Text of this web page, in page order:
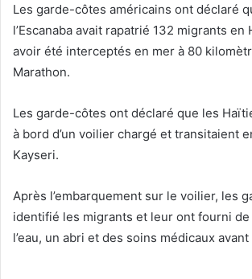
Les garde-côtes américains ont déclaré
l’Escanaba avait rapatrié 132 migrants
avoir été interceptés en mer à 80
Marathon.
Les garde-côtes ont déclaré que les
à bord d’un voilier chargé et transitaient
Kayseri.
Après l’embarquement sur le voilier, les
identifié les migrants et leur ont fourni
l’eau, un abri et des soins médicaux